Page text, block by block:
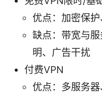
优点：加密保
缺点：带宽与
明、广告干扰
付费VPN
优点：多服务